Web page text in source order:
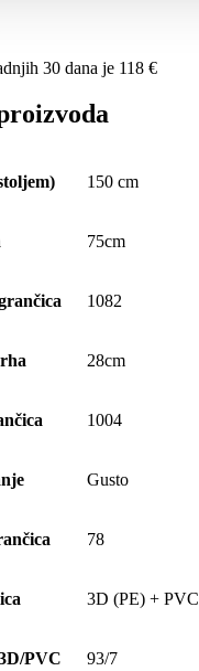
30 dana je 118 €
150 cm
75cm
1082
28cm
1004
Gusto
78
3D (PE) + PVC
PVC 93/7